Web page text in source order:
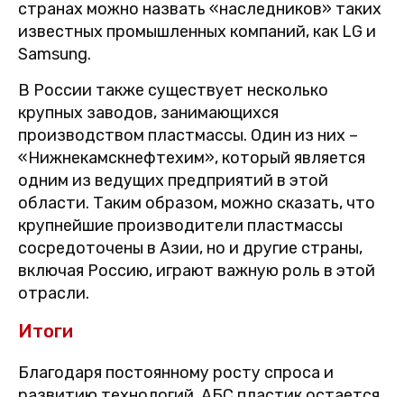
странах можно назвать «наследников» таких
известных промышленных компаний, как LG и
Samsung.
В России также существует несколько
крупных заводов, занимающихся
производством пластмассы. Один из них –
«Нижнекамскнефтехим», который является
одним из ведущих предприятий в этой
области. Таким образом, можно сказать, что
крупнейшие производители пластмассы
сосредоточены в Азии, но и другие страны,
включая Россию, играют важную роль в этой
отрасли.
Итоги
Благодаря постоянному росту спроса и